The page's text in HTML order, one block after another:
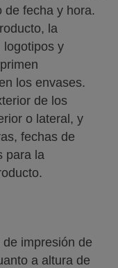
de fecha y hora.
la
logotipos y
los envases.
de los
o lateral, y
fechas de
para la
impresión de
a altura de